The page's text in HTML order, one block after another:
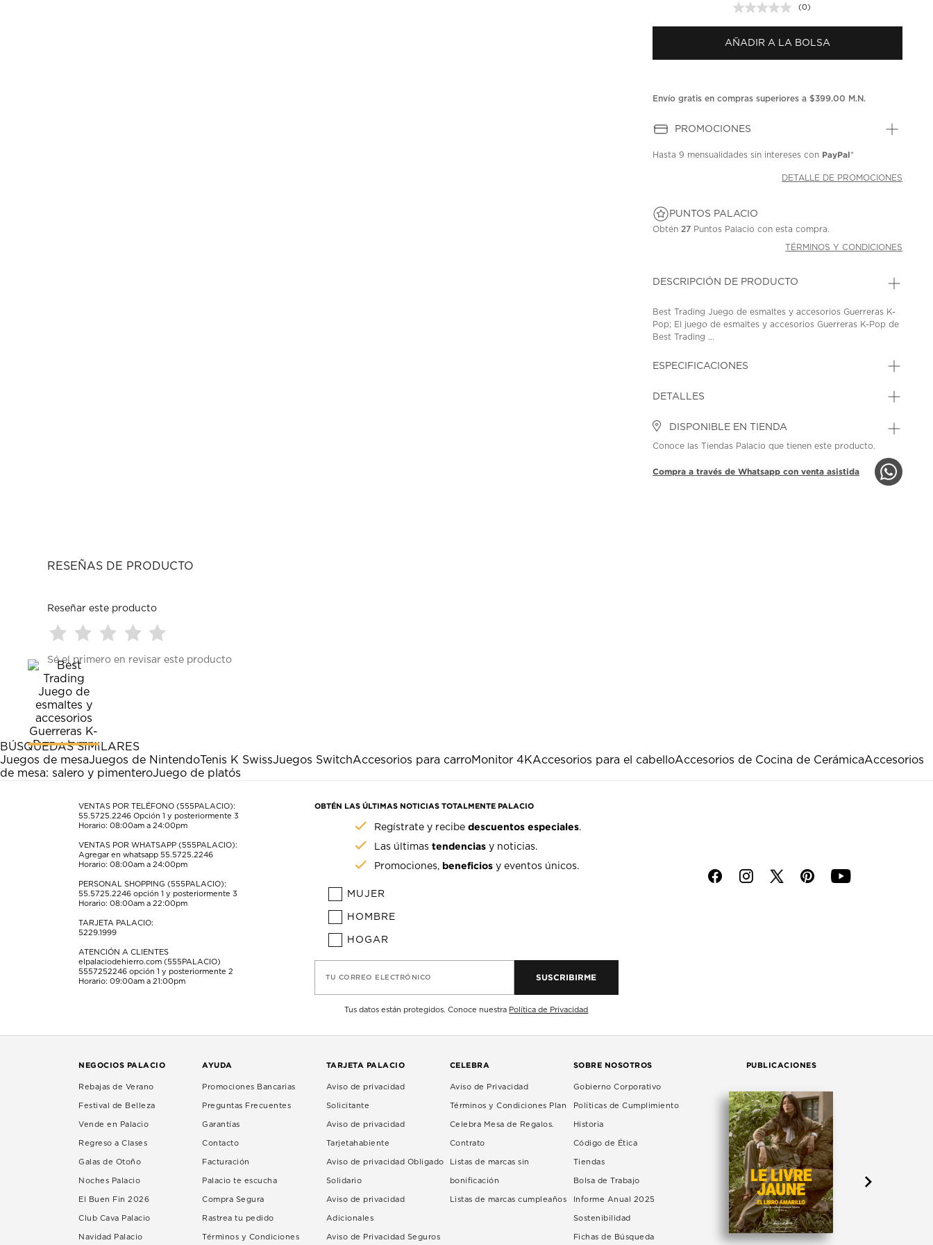
Sin
puntuación.
en
la
(0)
AÑADIR A LA BOLSA
Envío gratis en compras superiores a $399.00 M.N.
PROMOCIONES
Hasta9 mensualidades sin intereses con PayPal*
DETALLE DE PROMOCIONES
PUNTOS PALACIO
Obtén 27 Puntos Palacio con esta compra.
TÉRMINOS Y CONDICIONES
DESCRIPCIÓN DE PRODUCTO
Best Trading Juego de esmaltes y accesorios Guerreras K-
Pop; El juego de esmaltes y accesorios Guerreras K-Pop de
Best Trading ...
ESPECIFICACIONES
DETALLES
DISPONIBLE EN TIENDA
Conoce las Tiendas Palacio que tienen este producto.
Compra a través de Whatsapp con venta asistida
RESEÑAS DE PRODUCTO
Reseñar este producto
para
calificar
el
artículo
con
1
estrella
Esta
acción
abrirá
formulario
para
calificar
el
artículo
con
2
estrellas.
Esta
acción
abrirá
formulario
de
para
estrellas.
Esta
acción
abrirá
formulario
de
para
estrellas.
Esta
acción
abrirá
formulario
de
para
Esta
acción
abrirá
formulario
de
envío.
Sé el primero en revisar este producto
BÚSQUEDAS SIMILARES
Juegos de mesaJuegos de NintendoTenis K SwissJuegos SwitchAccesorios para carroMonitor 4KAccesorios para el cabelloAccesorios de Cocina de CerámicaAccesorios
de mesa: salero y pimenteroJuego de platós
VENTAS POR TELÉFONO (555PALACIO):
55.5725.2246 Opción 1 y posteriormente 3
Horario: 08:00am a 24:00pm
VENTAS POR WHATSAPP (555PALACIO):
Agregar en whatsapp 55.5725.2246
Horario: 08:00am a 24:00pm
PERSONAL SHOPPING (555PALACIO):
55.5725.2246 opción 1 y posteriormente 3
Horario: 08:00am a 22:00pm
TARJETA PALACIO:
5229.1999
ATENCIÓN A CLIENTES
elpalaciodehierro.com (555PALACIO)
5557252246 opción 1 y posteriormente 2
Horario: 09:00am a 21:00pm
OBTÉN LAS ÚLTIMAS NOTICIAS TOTALMENTE PALACIO
Regístrate y recibedescuentos especiales.
Las últimastendencias y noticias.
Promociones, beneficios y eventos únicos.
MUJER
HOMBRE
HOGAR
TU CORREO ELECTRÓNICO SUSCRIBIRME
Tus datos están protegidos. Conoce nuestra Política de Privacidad
f i p y
NEGOCIOS PALACIO
Rebajas de Verano
Festival de Belleza
Vende en Palacio
Regreso a Clases
Galas de Otoño
Noches Palacio
El Buen Fin 2026
Club Cava Palacio
Navidad Palacio
AYUDA
Promociones Bancarias
Preguntas Frecuentes
Garantías
Contacto
Facturación
Palacio te escucha
Compra Segura
Rastrea tu pedido
Términos y Condiciones
TARJETA PALACIO
Aviso de privacidad
Solicitante
Aviso de privacidad
Tarjetahabiente
Aviso de privacidad Obligado
Solidario
Aviso de privacidad
Adicionales
Aviso de Privacidad Seguros
CELEBRA
Aviso de Privacidad
Términos y Condiciones Plan
Celebra Mesa de Regalos.
Contrato
Listas de marcas sin
bonificación
Listas de marcas cumpleaños
SOBRE NOSOTROS
Gobierno Corporativo
Políticas de Cumplimiento
Historia
Código de Ética
Tiendas
Bolsa de Trabajo
Informe Anual 2025
Sostenibilidad
Fichas de Búsqueda
PUBLICACIONES